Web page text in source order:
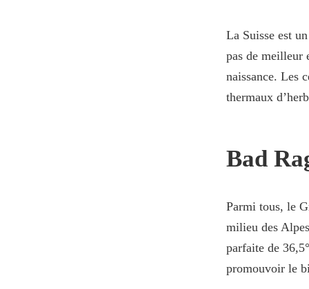
La Suisse est
pas de meilleur
naissance. Les
thermaux
Bad
Parmi tous, le
milieu des
parfaite de
promouvoir le